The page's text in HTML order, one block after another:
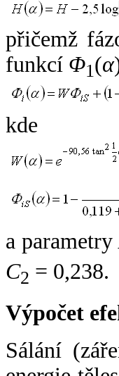
přičemž
funkcí Φ1(α
kde
a parametry
C2 = 0,238.
Výpočet
Sálání